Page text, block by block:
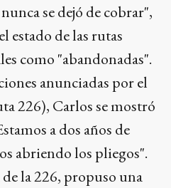
se dejó de cobrar",
estado de las rutas
como "abandonadas".
anunciadas por el
226), Carlos se mostró
a dos años de
abriendo los pliegos".
la 226, propuso una